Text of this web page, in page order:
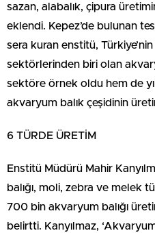
sazan, alabalık, çipura
eklendi. Kepez’de bulunan
sera kuran enstitü,
sektörlerinden biri olan
sektöre örnek oldu hem de
akvaryum balık çeşidinin
6 TÜRDE ÜRETİM
Enstitü Müdürü Mahir
balığı, moli, zebra ve melek
700 bin akvaryum balığı
belirtti. Kanyılmaz,